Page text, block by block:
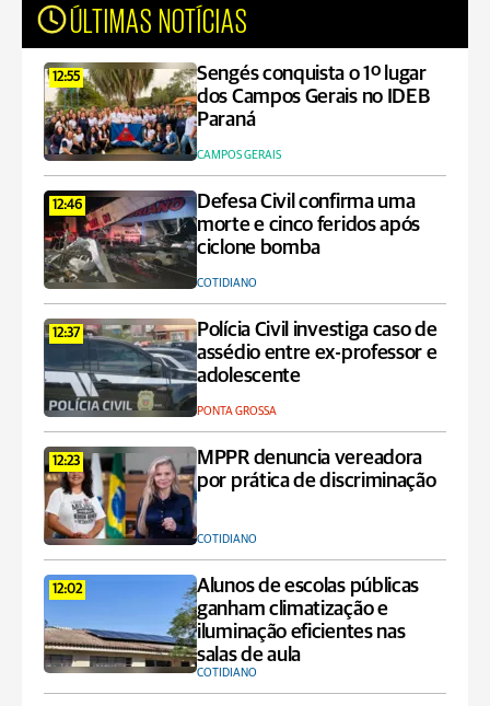
ÚLTIMAS NOTÍCIAS
12:55
Sengés conquista o 1º lugar
dos Campos Gerais no IDEB
Paraná
CAMPOS GERAIS
12:46
Defesa Civil confirma uma
morte e cinco feridos após
ciclone bomba
COTIDIANO
12:37
Polícia Civil investiga caso de
assédio entre ex-professor e
adolescente
PONTA GROSSA
12:23
MPPR denuncia vereadora
por prática de discriminação
COTIDIANO
12:02
Alunos de escolas públicas
ganham climatização e
iluminação eficientes nas
salas de aula
COTIDIANO